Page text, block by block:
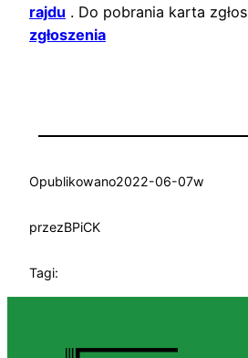
rajdu . Do pobrania karta
zgłoszenia
Opublikowano2022-06-07w
przezBPiCK
Tagi: